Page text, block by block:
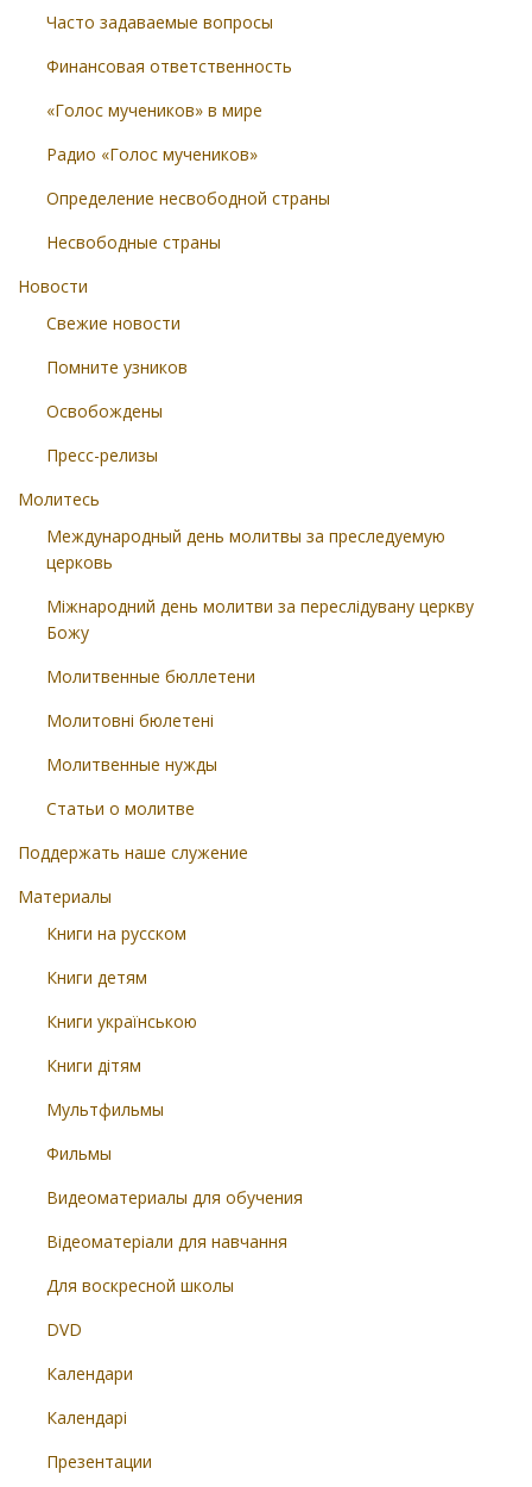
Часто задаваемые вопросы
Финансовая ответственность
«Голос мучеников» в мире
Радио «Голос мучеников»
Определение несвободной страны
Несвободные страны
Новости
Свежие новости
Помните узников
Освобождены
Пресс-релизы
Молитесь
Международный день молитвы за преследуемую
церковь
Міжнародний день молитви за переслідувану церкву
Божу
Молитвенные бюллетени
Молитовні бюлетені
Молитвенные нужды
Статьи о молитве
Поддержать наше служение
Материалы
Книги на русском
Книги детям
Книги українською
Книги дітям
Мультфильмы
Фильмы
Видеоматериалы для обучения
Відеоматеріали для навчання
Для воскресной школы
DVD
Календари
Календарі
Презентации